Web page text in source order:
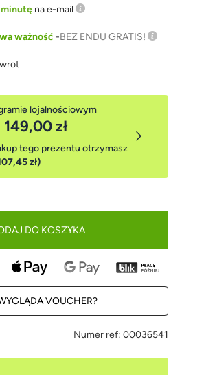
minutę na e-mail
ważność-BEZ ENDU GRATIS!
lojalnościowym
149,00 zł
tego prezentu otrzymasz
zł)
DO KOSZYKA
VOUCHER?
Numer ref: 00036541